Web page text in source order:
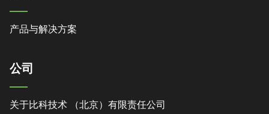
产品与解决方案
公司
关于比科技术 （北京）有限责任公司